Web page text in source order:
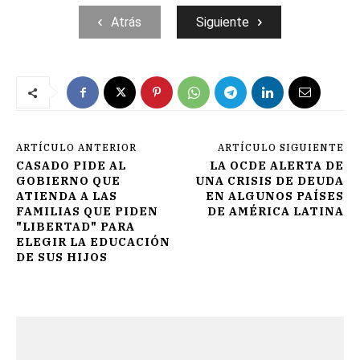
Atrás Siguiente
ARTÍCULO ANTERIOR
CASADO PIDE AL
GOBIERNO QUE
ATIENDA A LAS
FAMILIAS QUE PIDEN
"LIBERTAD" PARA
ELEGIR LA EDUCACIÓN
DE SUS HIJOS
ARTÍCULO SIGUIENTE
LA OCDE ALERTA DE
UNA CRISIS DE DEUDA
EN ALGUNOS PAÍSES
DE AMÉRICA LATINA